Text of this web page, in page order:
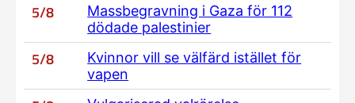
5/8
Massbegravning i Gaza för 112
dödade palestinier
5/8
Kvinnor vill se välfärd istället för
vapen